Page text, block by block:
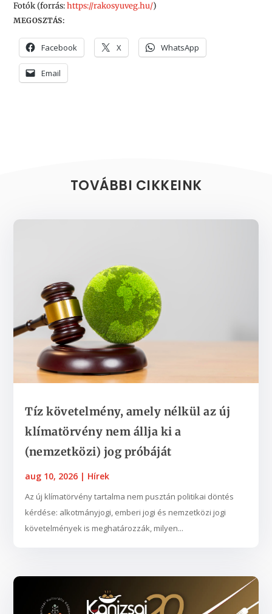
Fotók (forrás:https://rakosyuveg.hu/)
MEGOSZTÁS:
Facebook X WhatsApp
Email
TOVÁBBI CIKKEINK
Tíz követelmény, amely nélkül az új
klímatörvény nem állja ki a
(nemzetközi) jog próbáját
aug 10, 2026 | Hírek
Az új klímatörvény tartalma nem pusztán politikai döntés
kérdése: alkotmányjogi, emberi jogi és nemzetközi jogi
követelmények is meghatározzák, milyen...